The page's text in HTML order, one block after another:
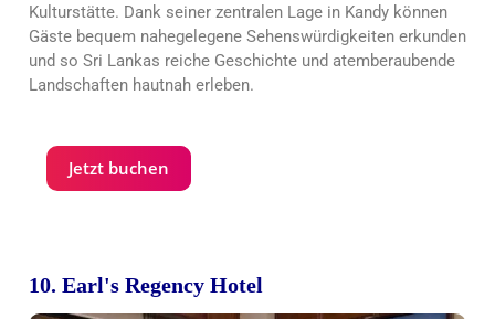
Kulturstätte. Dank seiner zentralen Lage in Kandy können
Gäste bequem nahegelegene Sehenswürdigkeiten erkunden
und so Sri Lankas reiche Geschichte und atemberaubende
Landschaften hautnah erleben.
Jetzt buchen
10. Earl's Regency Hotel